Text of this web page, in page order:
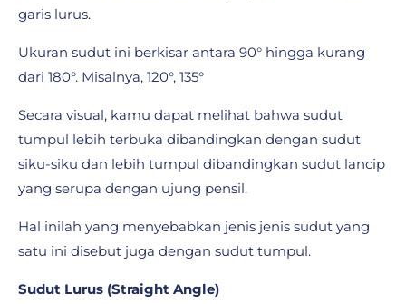
garis lurus.
Ukuran sudut ini berkisar antara 90° hingga kurang
dari 180°. Misalnya, 120°, 135°
Secara visual, kamu dapat melihat bahwa sudut
tumpul lebih terbuka dibandingkan dengan sudut
siku-siku dan lebih tumpul dibandingkan sudut lancip
yang serupa dengan ujung pensil.
Hal inilah yang menyebabkan jenis jenis sudut yang
satu ini disebut juga dengan sudut tumpul.
Sudut Lurus (Straight Angle)